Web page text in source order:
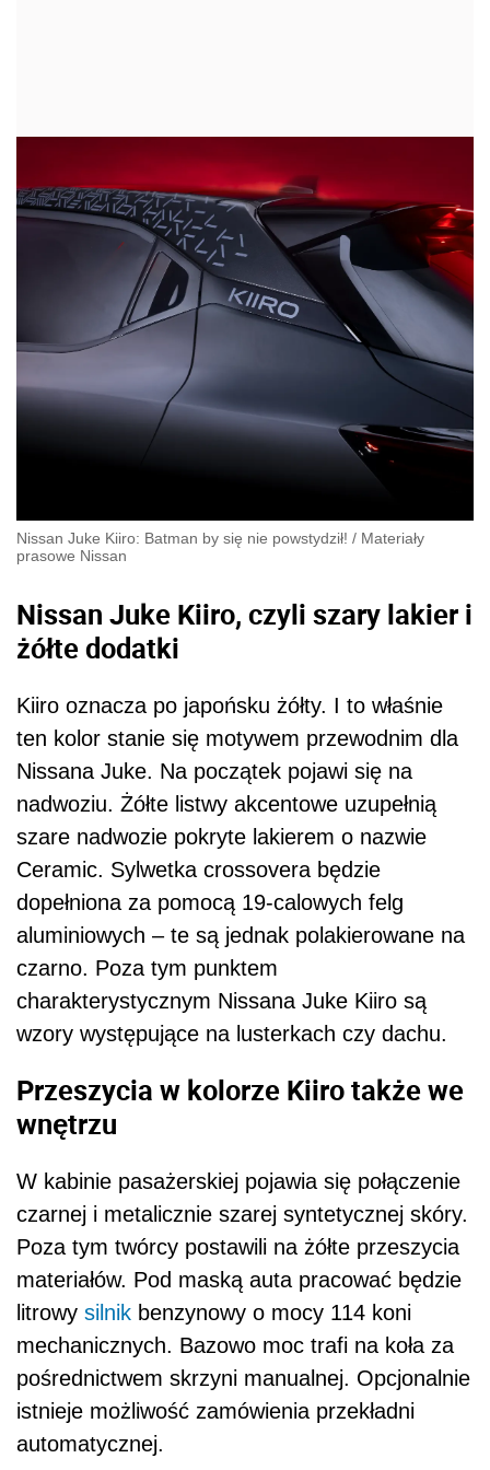
Nissan Juke Kiiro: Batman by się nie powstydził! / Materiały
prasowe Nissan
Nissan Juke Kiiro, czyli szary lakier i
żółte dodatki
Kiiro oznacza po japońsku żółty. I to właśnie
ten kolor stanie się motywem przewodnim dla
Nissana Juke. Na początek pojawi się na
nadwoziu. Żółte listwy akcentowe uzupełnią
szare nadwozie pokryte lakierem o nazwie
Ceramic. Sylwetka crossovera będzie
dopełniona za pomocą 19-calowych felg
aluminiowych – te są jednak polakierowane na
czarno. Poza tym punktem
charakterystycznym Nissana Juke Kiiro są
wzory występujące na lusterkach czy dachu.
Przeszycia w kolorze Kiiro także we
wnętrzu
W kabinie pasażerskiej pojawia się połączenie
czarnej i metalicznie szarej syntetycznej skóry.
Poza tym twórcy postawili na żółte przeszycia
materiałów. Pod maską auta pracować będzie
litrowy silnik benzynowy o mocy 114 koni
mechanicznych. Bazowo moc trafi na koła za
pośrednictwem skrzyni manualnej. Opcjonalnie
istnieje możliwość zamówienia przekładni
automatycznej.